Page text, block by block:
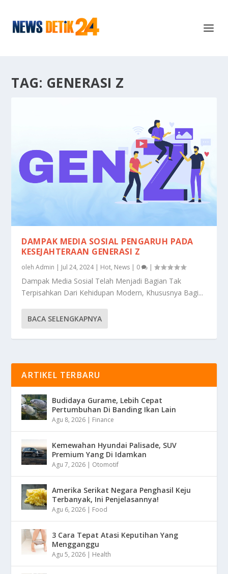
TAG: GENERASI Z
DAMPAK MEDIA SOSIAL PENGARUH PADA
KESEJAHTERAAN GENERASI Z
olehAdmin | Jul 24, 2024| Hot, News | 0 |
Dampak Media Sosial Telah Menjadi Bagian Tak
Terpisahkan Dari Kehidupan Modern, Khususnya Bagi...
BACA SELENGKAPNYA
ARTIKEL TERBARU
Budidaya Gurame, Lebih Cepat
Pertumbuhan Di Banding Ikan Lain
Agu 8, 2026 | Finance
Kemewahan Hyundai Palisade, SUV
Premium Yang Di Idamkan
Agu 7, 2026 | Otomotif
Amerika Serikat Negara Penghasil Keju
Terbanyak, Ini Penjelasannya!
Agu 6, 2026 | Food
3 Cara Tepat Atasi Keputihan Yang
Mengganggu
Agu 5, 2026 | Health